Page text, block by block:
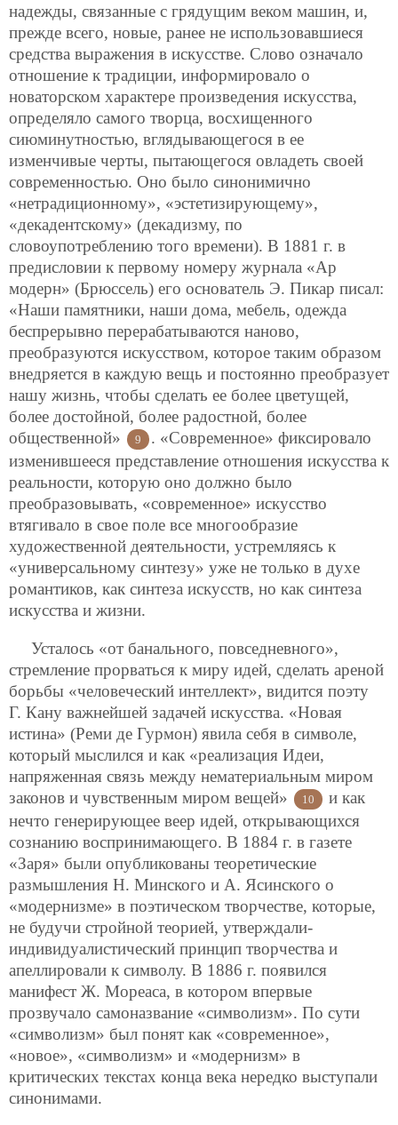
надежды, связанные с грядущим веком машин, и,
прежде всего, новые, ранее не использовавшиеся
средства выражения в искусстве. Слово означало
отношение к традиции, информировало о
новаторском характере произведения искусства,
определяло самого творца, восхищенного
сиюминутностью, вглядывающегося в ее
изменчивые черты, пытающегося овладеть своей
современностью. Оно было синонимично
«нетрадиционному», «эстетизирующему»,
«декадентскому» (декадизму, по
словоупотреблению того времени). В 1881 г. в
предисловии к первому номеру журнала «Ар
модерн» (Брюссель) его основатель Э. Пикар писал:
«Наши памятники, наши дома, мебель, одежда
беспрерывно перерабатываются наново,
преобразуются искусством, которое таким образом
внедряется в каждую вещь и постоянно преобразует
нашу жизнь, чтобы сделать ее более цветущей,
более достойной, более радостной, более
общественной»
9
. «Современное» фиксировало
изменившееся представление отношения искусства к
реальности, которую оно должно было
преобразовывать, «современное» искусство
втягивало в свое поле все многообразие
художественной деятельности, устремляясь к
«универсальному синтезу» уже не только в духе
романтиков, как синтеза искусств, но как синтеза
искусства и жизни.
Усталось «от банального, повседневного»,
стремление прорваться к миру идей, сделать ареной
борьбы «человеческий интеллект», видится поэту
Г. Кану важнейшей задачей искусства. «Новая
истина» (Реми де Гурмон) явила себя в символе,
который мыслился и как «реализация Идеи,
напряженная связь между нематериальным миром
законов и чувственным миром вещей»
10
и как
нечто генерирующее веер идей, открывающихся
сознанию воспринимающего. В 1884 г. в газете
«Заря» были опубликованы теоретические
размышления Н. Минского и А. Ясинского о
«модернизме» в поэтическом творчестве, которые,
не будучи стройной теорией, утверждали-
индивидуалистический принцип творчества и
апеллировали к символу. В 1886 г. появился
манифест Ж. Мореаса, в котором впервые
прозвучало самоназвание «символизм». По сути
«символизм» был понят как «современное»,
«новое», «символизм» и «модернизм» в
критических текстах конца века нередко выступали
синонимами.